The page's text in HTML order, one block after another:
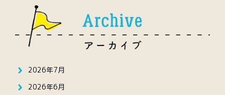
2026年7月
2026年6月